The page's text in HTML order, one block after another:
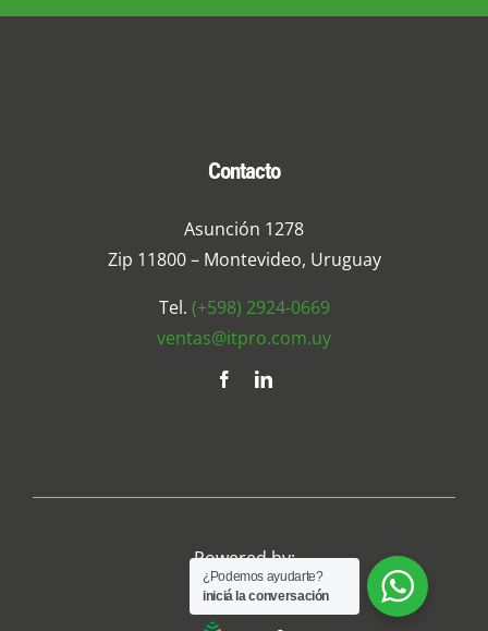
Contacto
Asunción 1278
Zip 11800 – Montevideo, Uruguay
Tel. (+598) 2924-0669
ventas@itpro.com.uy
Powered by:
¿Podemos ayudarte?
iniciá la conversación